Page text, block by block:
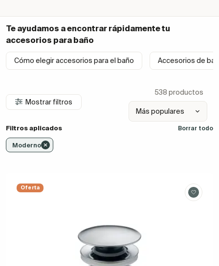
Te ayudamos a encontrar rápidamente tu
accesorios para baño
Cómo elegir accesorios para el baño Accesorios de
Mostrar filtros
538 productos
Filtros aplicados Borrar todo
Moderno
Oferta